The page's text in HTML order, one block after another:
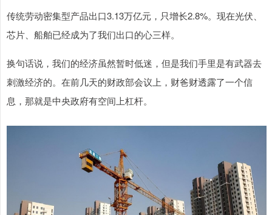
传统劳动密集型产品出口3.13万亿元，只增长2.8%。现在光伏、
芯片、船舶已经成为了我们出口的心三样。
换句话说，我们的经济虽然暂时低迷，但是我们手里是有武器去
刺激经济的。在前几天的财政部会议上，财爸财透露了一个信
息，那就是中央政府有空间上杠杆。